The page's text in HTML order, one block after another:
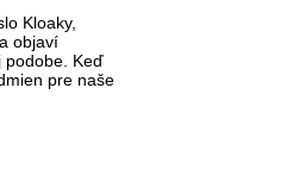
Kloaky,
objaví
podobe. Keď
pre naše